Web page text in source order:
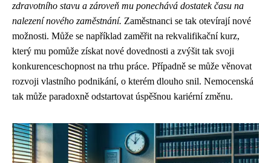
zdravotního stavu a zároveň mu ponechává dostatek času na
nalezení nového zaměstnání. Zaměstnanci se tak otevírají nové
možnosti. Může se například zaměřit na rekvalifikační kurz,
který mu pomůže získat nové dovednosti a zvýšit tak svoji
konkurenceschopnost na trhu práce. Případně se může věnovat
rozvoji vlastního podnikání, o kterém dlouho snil. Nemocenská
tak může paradoxně odstartovat úspěšnou kariérní změnu.